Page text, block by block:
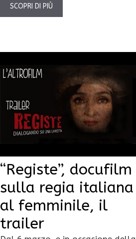
SCOPRI DI PIÙ
“Registe”, docufilm
sulla regia italiana
al femminile, il
trailer